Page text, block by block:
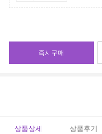
즉시구매
상품상세 상품후기